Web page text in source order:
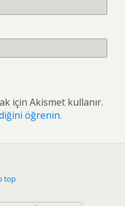
için Akismet kullanır.
öğrenin.
top